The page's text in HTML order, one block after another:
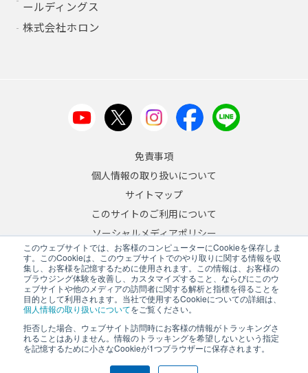
このウェブサイトでは、お客様のコンピューターにCookieを保存しま
す。このCookieは、このウェブサイトでのやり取りに関する情報を収
集し、お客様を記憶するために使用されます。この情報は、お客様の
ブラウジング体験を改善し、カスタマイズすること、ならびにこのウ
ェブサイトや他のメディアの訪問者に関する解析と指標を得ることを
目的として利用されます。当社で使用するCookieについての詳細は、
個人情報の取り扱いについてをご覧ください。
拒否した場合、ウェブサイト訪問時にお客様の情報がトラッキングさ
れることはありません。情報のトラッキングを希望しないという指定
を記憶するために小さなCookieが1つブラウザーに保存されます。
ールディングス
株式会社ホロン
免責事項
個人情報の取り扱いについて
サイトマップ
このサイトのご利用について
ソーシャルメディアポリシー
反社会的勢力への対応について
JA/EN
Copyright © 2026 A&D Company, Limited